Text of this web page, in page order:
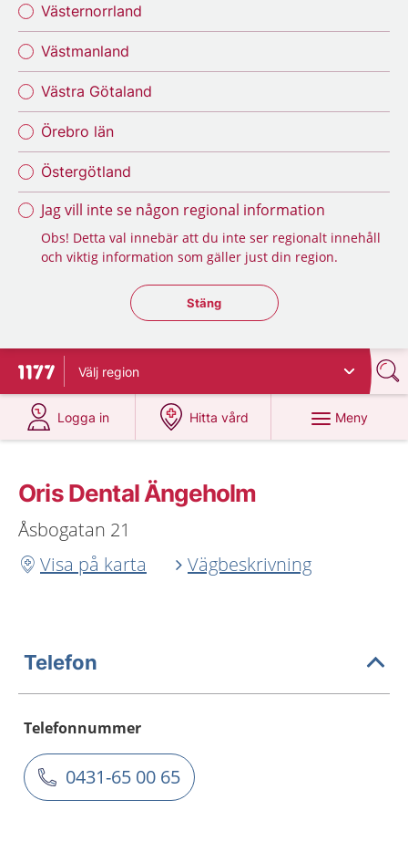
Västernorrland
Västmanland
Västra Götaland
Örebro län
Östergötland
Jag vill inte se någon regional information
Obs! Detta val innebär att du inte ser regionalt innehåll
och viktig information som gäller just din region.
Stäng regionsväljaren
Stäng
Till startsidan för 1177
Välj region
Logga in
på 1177.se
Hitta vård
på 1177.se
Meny
Oris Dental Ängeholm
Åsbogatan 21
Visa på karta
Vägbeskrivning
Telefon
Telefonnummer
0431-65 00 65